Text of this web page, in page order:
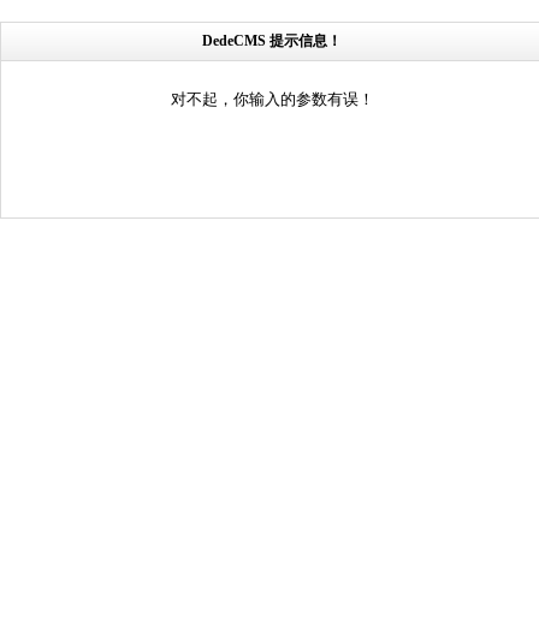
DedeCMS 提示信息！
对不起，你输入的参数有误！